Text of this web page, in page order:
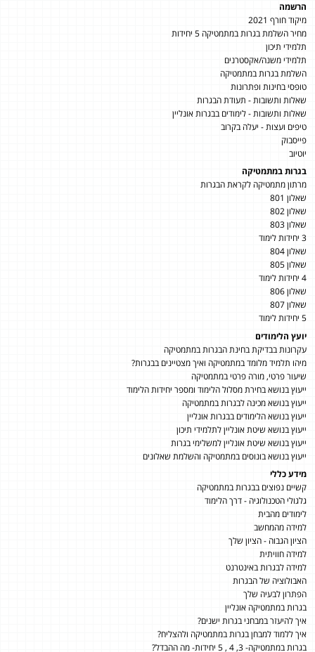
הרשמה
מיקוד חורף 2021
מחיר השלמת בגרות במתמטיקה 5 יחידות
תלמידי תיכון
תלמידי משנה/אקסטרנים
השלמת בגרות במתמטיקה
טופסי בחינות ופתרונות
שאלות ותשובות - תעודת הבגרות
שאלות ותשובות - לימודים בבגרות אונליין
טיפים ועצות - יעלה בקרוב
פייסבוק
יוטיוב
בגרות במתמטיקה
מרתון מתמטיקה לקראת הבגרות
שאלון 801
שאלון 802
שאלון 803
3 יחידות לימוד
שאלון 804
שאלון 805
4 יחידות לימוד
שאלון 806
שאלון 807
5 יחידות לימוד
יועץ הלימודים
עקרונות בבדיקת בחינת הבגרות במתמטיקה
מיהו תלמיד מלומד במתמטיקה ואיך מצטיינים בבגרות?
שיעור פרטי, מורה פרטי במתמטיקה
ייעוץ בנושא בחירת מסלול הלימוד ומספר יחידות הלימוד
ייעוץ בנושא מכינה לבגרות במתמטיקה
ייעוץ בנושא הלימודים בבגרות אונליין
ייעוץ בנושא שיטת אונליין לתלמידי תיכון
ייעוץ בנושא שיטת אונליין למשלימי בגרות
ייעוץ בנושא בונוסים במתמטיקה והשלמת שאלונים
מידע כללי
קשיים נפוצים בבגרות במתמטיקה
גלגולי הטכנולוגיה - דרך הלימוד
לימודים מהבית
למידה מהמחשב
הציון הגבוה - הציון שלך
למידה חוויתית
למידה לבגרות באינטרנט
האבולוציה של הבגרות
הפתרון לבעיה שלך
בגרות במתמטיקה אונליין
איך להיעזר במבחני בגרות ישנים?
איך ללמוד למבחן בגרות במתמטיקה ולהצליח?
בגרות במתמטיקה- 3, 4 , 5 יחידות- מה ההבדל?